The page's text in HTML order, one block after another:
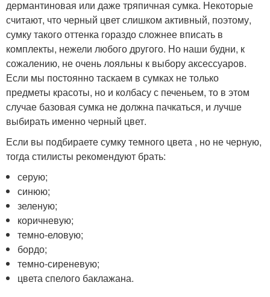
дермантиновая или даже тряпичная сумка. Некоторые
считают, что черный цвет слишком активный, поэтому,
сумку такого оттенка гораздо сложнее вписать в
комплекты, нежели любого другого. Но наши будни, к
сожалению, не очень лояльны к выбору аксессуаров.
Если мы постоянно таскаем в сумках не только
предметы красоты, но и колбасу с печеньем, то в этом
случае базовая сумка не должна пачкаться, и лучше
выбирать именно черный цвет.
Если вы подбираете сумку темного цвета , но не черную,
тогда стилисты рекомендуют брать:
серую;
синюю;
зеленую;
коричневую;
темно-еловую;
бордо;
темно-сиреневую;
цвета спелого баклажана.